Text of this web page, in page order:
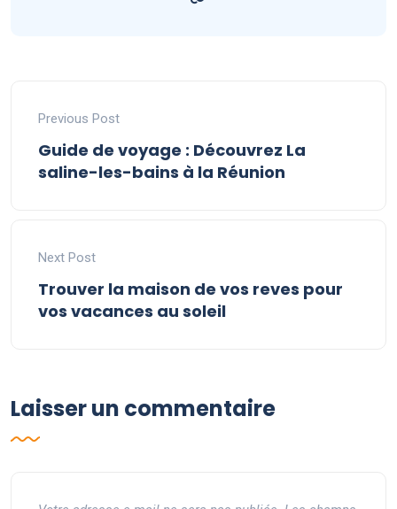
Previous Post
Guide de voyage : Découvrez La
saline-les-bains à la Réunion
Next Post
Trouver la maison de vos reves pour
vos vacances au soleil
Laisser un commentaire